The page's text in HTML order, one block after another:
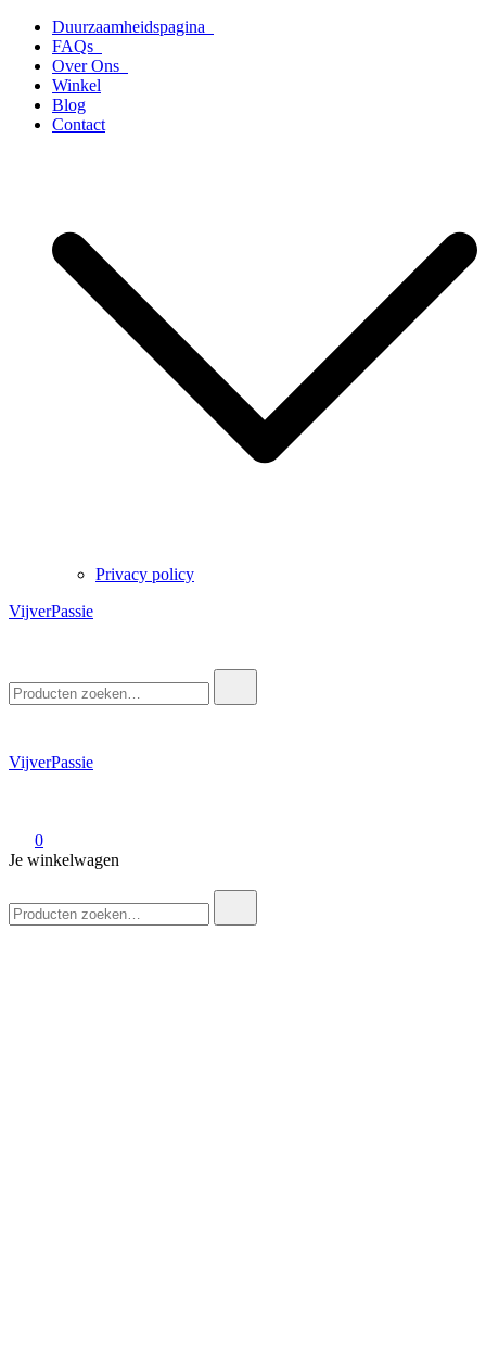
naar
inhoud
Duurzaamheidspagina
FAQs
Over Ons
Winkel
Blog
Contact
Privacy policy
VijverPassie
naar:
VijverPassie
0
Je winkelwagen
naar: